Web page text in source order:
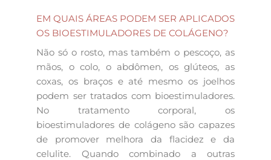
EM QUAIS ÁREAS PODEM SER APLICADOS
OS BIOESTIMULADORES DE COLÁGENO?
Não só o rosto, mas também o pescoço, as
mãos, o colo, o abdômen, os glúteos, as
coxas, os braços e até mesmo os joelhos
podem ser tratados com bioestimuladores.
No tratamento corporal, os
bioestimuladores de colágeno são capazes
de promover melhora da flacidez e da
celulite. Quando combinado a outras